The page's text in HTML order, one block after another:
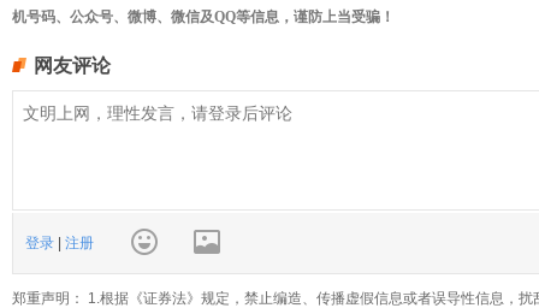
机号码、公众号、微博、微信及QQ等信息，谨防上当受骗！
网友评论
登录 | 注册
郑重声明： 1.根据《证券法》规定，禁止编造、传播虚假信息或者误导性信息，